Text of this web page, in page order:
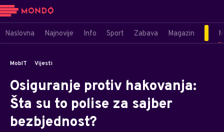
Naslovna Najnovije Info Sport Zabava Magazin
MobIT Vijesti
Osiguranje protiv hakovanja:
Šta su to polise za sajber
bezbjednost?